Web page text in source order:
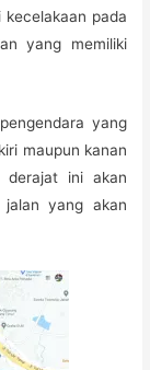
pada
yang memiliki
yang
maupun kanan
derajat ini akan
jalan yang akan